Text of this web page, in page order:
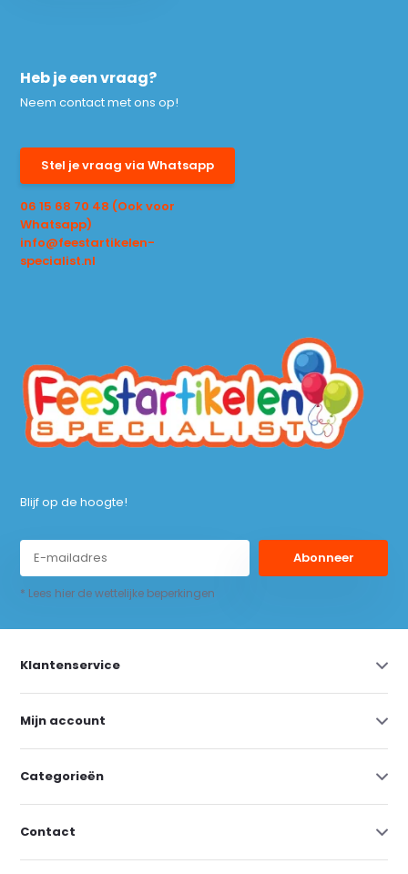
Heb je een vraag?
Neem contact met ons op!
Stel je vraag via Whatsapp
06 15 68 70 48 (Ook voor
Whatsapp)
info@feestartikelen-
specialist.nl
Blijf op de hoogte!
Abonneer
* Lees hier de wettelijke beperkingen
Klantenservice
Mijn account
Categorieën
Contact